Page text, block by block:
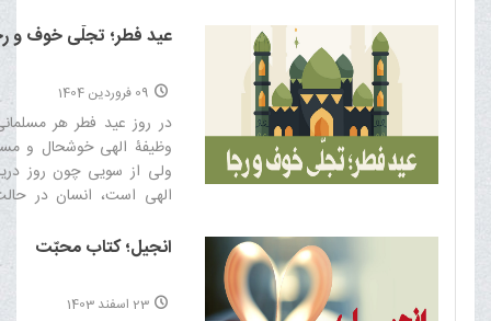
عید فطر؛ تجلّی خوف و
09 فروردین 1404
در روز عيد فطر هر
وظيفۀ الهى خوشحال و
ولى از سويى چون روز
الهى است، انسان در
اعمال یک ماهه او تا چه
انجیل؛ کتاب محبّت
23 اسفند 1403